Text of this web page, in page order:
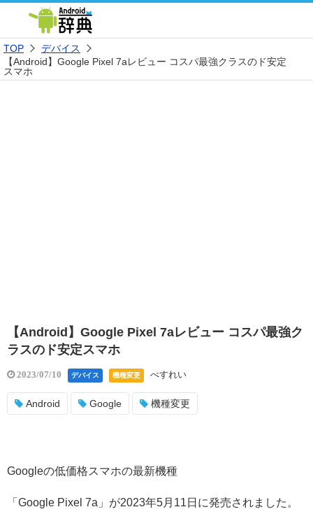
TOP
デバイス
【Android】Google Pixel 7aレビュー コスパ最強クラスのド安定
スマホ
【Android】Google Pixel 7aレビュー コスパ最強ク
ラスのド安定スマホ
2023/07/10 デバイス 機種変更 べすれい
Android Google 機種変更
Googleの低価格スマホの最新機種
「Google Pixel 7a」が2023年5月11日に発売されました。